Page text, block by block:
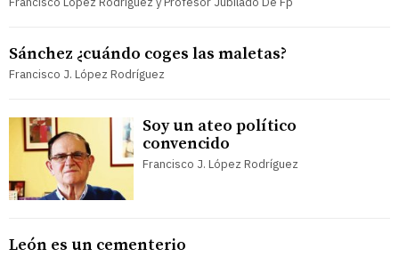
Sánchez ¿cuándo coges las maletas?
Francisco J. López Rodríguez
Soy un ateo político
convencido
Francisco J. López Rodríguez
León es un cementerio